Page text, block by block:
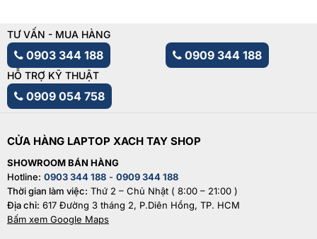
TƯ VẤN - MUA HÀNG
0903 344 188 0909 344 188
HỖ TRỢ KỸ THUẬT
0909 054 758
CỬA HÀNG LAPTOP XACH TAY SHOP
SHOWROOM BÁN HÀNG
Hotline: 0903 344 188 - 0909 344 188
Thời gian làm việc: Thứ 2 – Chủ Nhật ( 8:00 – 21:00 )
Địa chỉ: 617 Đường 3 tháng 2, P.Diên Hồng, TP. HCM
Bấm xem Google Maps